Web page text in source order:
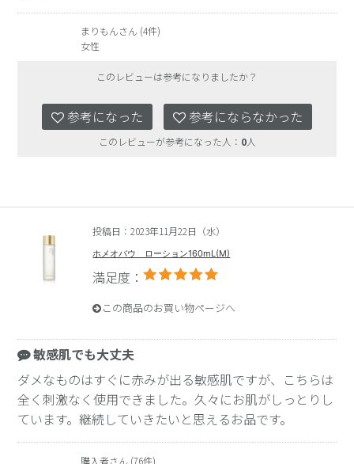
まりもんさん (4件)
女性
このレビューは参考になりましたか？
参考になった 参考にならなかった
このレビューが参考になった人： 0人
投稿日：2023年11月22日（水）
ホメオバウ ローション160mL(M)
満足度：
この商品のお買い物ページへ
敏感肌でも大丈夫
ダメなものはすぐに赤みが出る敏感肌ですが、こちらは
全く刺激なく使用できました。久々にお肌がしっとりし
ています。継続していきたいと思えるお品です。
購入者さん (76件)